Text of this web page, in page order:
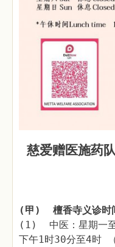
慈爱赠医施药
(甲) 檀香寺义诊时
(1) 中医：星期一至
下午1时30分至4时